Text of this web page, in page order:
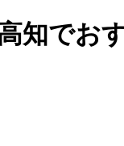
知でお